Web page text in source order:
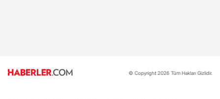
© Copyright 2026 Tüm Hakları Gizlidir.